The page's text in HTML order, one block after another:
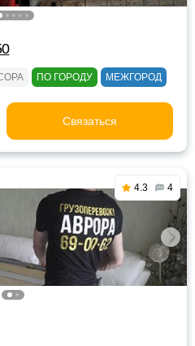
ПО ГОРОДУ МЕЖГОРОД
Связаться
4.3 4